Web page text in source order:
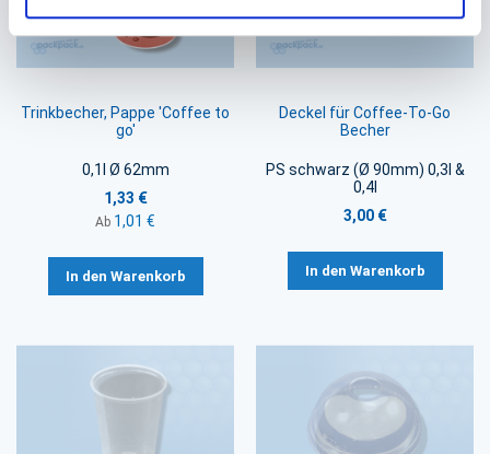
Trinkbecher, Pappe 'Coffee to
go'
0,1l Ø 62mm
1,33 €
Ab 1,01 €
In den Warenkorb
Deckel für Coffee-To-Go
Becher
PS schwarz (Ø 90mm) 0,3l &
0,4l
3,00 €
In den Warenkorb